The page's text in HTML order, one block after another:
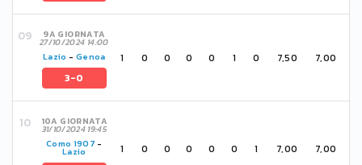
9A GIORNATA
27/10/2024 14:00
Lazio - Genoa
3-0
1 0 0 0 0 1 0 7,50 7,00
10A GIORNATA
31/10/2024 19:45
Como 1907 -
Lazio 1 0 0 0 0 0 1 7,00 7,00